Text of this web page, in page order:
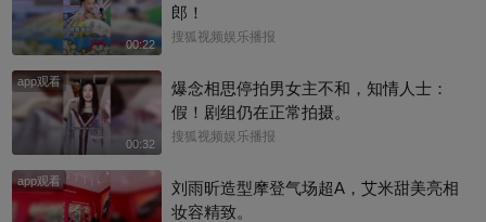
00:22
郎！
搜狐视频娱乐播报
app观看
00:32
爆念相思停拍男女主不和，知情人士：
假！剧组仍在正常拍摄。
搜狐视频娱乐播报
app观看
刘雨昕造型摩登气场超A，艾米甜美亮相
妆容精致。